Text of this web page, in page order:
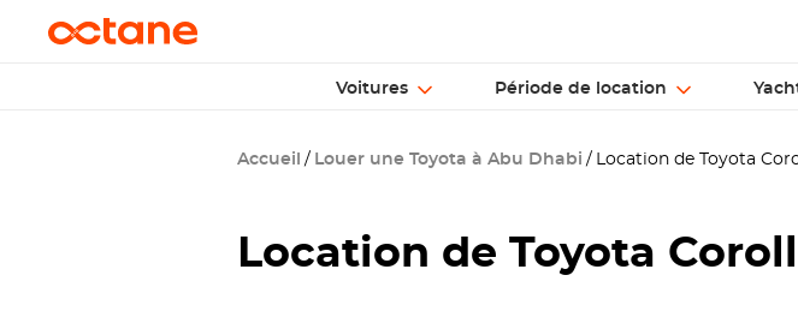
Voitures Période de location
Accueil Louer une Toyota à Abu Dhabi Location de Toyota
Location de Toyota